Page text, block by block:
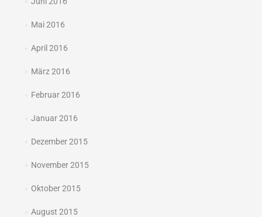
Mai 2016
April 2016
März 2016
Februar 2016
Januar 2016
Dezember 2015
November 2015
Oktober 2015
August 2015